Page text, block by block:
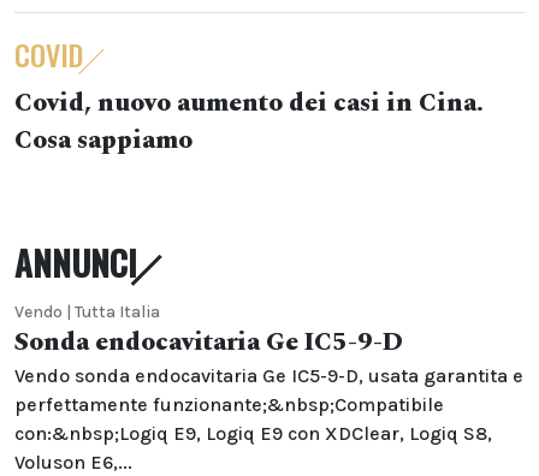
COVID
Covid, nuovo aumento dei casi in Cina.
Cosa sappiamo
ANNUNCI
Vendo | Tutta Italia
Sonda endocavitaria Ge IC5-9-D
Vendo sonda endocavitaria Ge IC5-9-D, usata garantita e
perfettamente funzionante;&nbsp;Compatibile
con:&nbsp;Logiq E9, Logiq E9 con XDClear, Logiq S8,
Voluson E6,...